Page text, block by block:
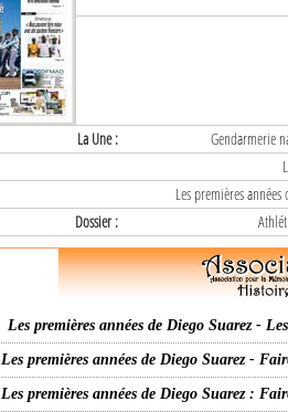
La Une :
Gendarmerie
Les premières
Dossier :
Les premières années de Diego Suarez -
Les premières années de Diego Suarez -
Les premières années de Diego Suarez :